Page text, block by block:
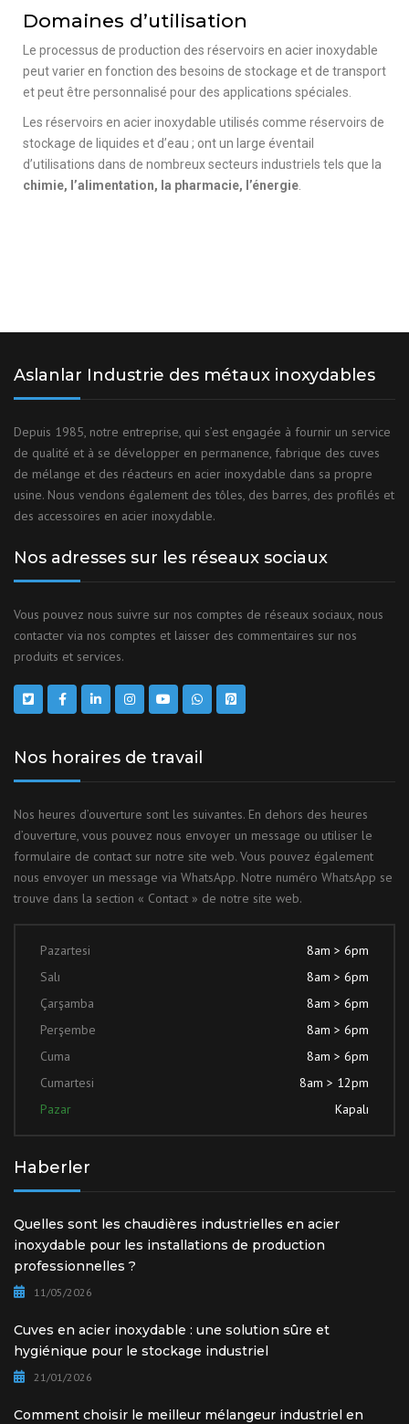
Domaines d’utilisation
Le processus de production des réservoirs en acier inoxydable
peut varier en fonction des besoins de stockage et de transport
et peut être personnalisé pour des applications spéciales.
Les réservoirs en acier inoxydable utilisés comme réservoirs de
stockage de liquides et d’eau ; ont un large éventail
d’utilisations dans de nombreux secteurs industriels tels que la
chimie, l’alimentation, la pharmacie, l’énergie
Aslanlar Industrie des métaux inoxydables
Depuis 1985, notre entreprise, qui s’est engagée à fournir un service
de qualité et à se développer en permanence, fabrique des cuves
de mélange et des réacteurs en acier inoxydable dans sa propre
usine. Nous vendons également des tôles, des barres, des profilés et
des accessoires en acier inoxydable.
Nos adresses sur les réseaux sociaux
Vous pouvez nous suivre sur nos comptes de réseaux sociaux, nous
contacter via nos comptes et laisser des commentaires sur nos
produits et services.
Nos horaires de travail
Nos heures d’ouverture sont les suivantes. En dehors des heures
d’ouverture, vous pouvez nous envoyer un message ou utiliser le
formulaire de contact sur notre site web. Vous pouvez également
nous envoyer un message via WhatsApp. Notre numéro WhatsApp se
trouve dans la section « Contact » de notre site web.
Pazartesi
8am > 6pm
Salı
8am > 6pm
Çarşamba
8am > 6pm
Perşembe
8am > 6pm
Cuma
8am > 6pm
Cumartesi
8am > 12pm
Pazar
Kapalı
Haberler
Quelles sont les chaudières industrielles en acier
inoxydable pour les installations de production
professionnelles ?
11/05/2026
Cuves en acier inoxydable : une solution sûre et
hygiénique pour le stockage industriel
21/01/2026
Comment choisir le meilleur mélangeur industriel en